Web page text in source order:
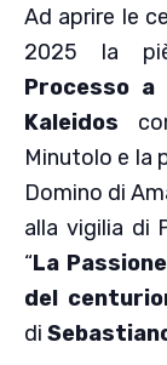
Ad aprire le
2025 la
Processo a
Kaleidos
Minutolo e la
Domino di
alla vigilia di
“La
del
di